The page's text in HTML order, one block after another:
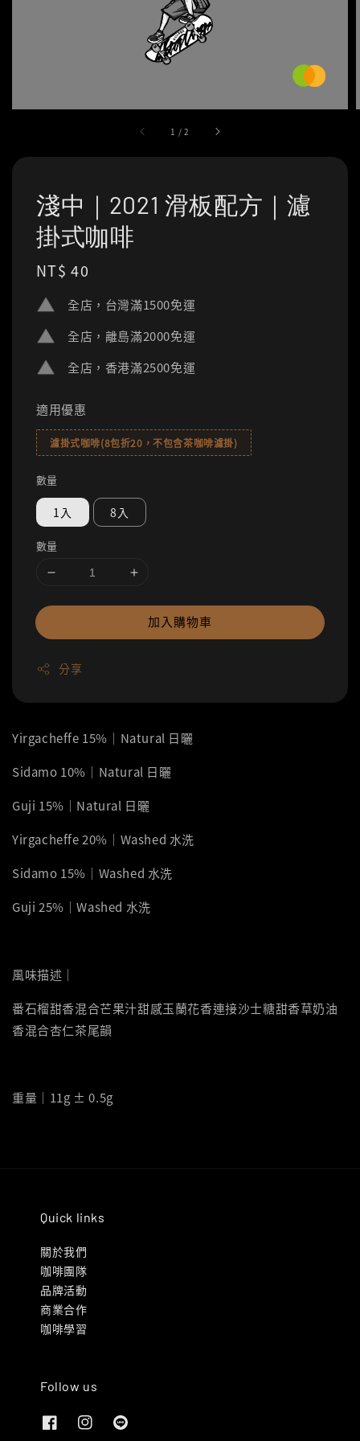
1 /2
淺中｜2021 滑板配方｜濾
掛式咖啡
Regular
NT$ 40
全店，台灣滿1500免運
全店，離島滿2000免運
全店，香港滿2500免運
適用優惠
濾掛式咖啡(8包折20，不包含茶咖啡濾掛)
數量
1入 8入
數量
加入購物車
分享
Yirgacheffe 15%｜Natural 日曬
Sidamo 10%｜Natural 日曬
Guji 15%｜Natural 日曬
Yirgacheffe 20%｜Washed 水洗
Sidamo 15%｜Washed 水洗
Guji 25%｜Washed 水洗
風味描述｜
番石榴甜香混合芒果汁甜感玉蘭花香連接沙士糖甜香草奶油
香混合杏仁茶尾韻
重量｜11g ± 0.5g
Quick links
關於我們
咖啡團隊
品牌活動
商業合作
咖啡學習
Follow us